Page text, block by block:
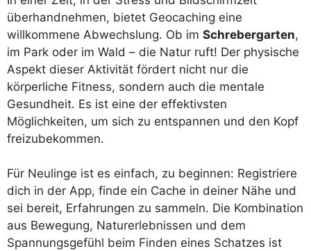
überhandnehmen, bietet Geocaching eine
willkommene Abwechslung. Ob im Schrebergarten,
im Park oder im Wald – die Natur ruft! Der physische
Aspekt dieser Aktivität fördert nicht nur die
körperliche Fitness, sondern auch die mentale
Gesundheit. Es ist eine der effektivsten
Möglichkeiten, um sich zu entspannen und den Kopf
freizubekommen.
Für Neulinge ist es einfach, zu beginnen: Registriere
dich in der App, finde ein Cache in deiner Nähe und
sei bereit, Erfahrungen zu sammeln. Die Kombination
aus Bewegung, Naturerlebnissen und dem
Spannungsgefühl beim Finden eines Schatzes ist